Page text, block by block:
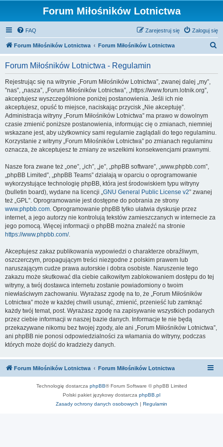
Forum Miłośników Lotnictwa
FAQ Zaloguj się
Zarejestruj się
Forum Miłośników Lotnictwa Forum Miłośników Lotnictwa
Forum Miłośników Lotnictwa - Regulamin
Rejestrując się na witrynie „Forum Miłośników Lotnictwa”, zwanej dalej „my”,
”nas”, „nasza”, „Forum Miłośników Lotnictwa”, „https://www.forum.lotnik.org”,
akceptujesz wyszczególnione poniżej postanowienia. Jeśli ich nie
akceptujesz, opuść to miejsce, naciskając przycisk „Nie akceptuję”.
Administracja witryny „Forum Miłośników Lotnictwa” ma prawo w dowolnym
czasie zmienić poniższe postanowienia, informując cię o zmianach, niemniej
wskazane jest, aby użytkownicy sami regularnie zaglądali do tego regulaminu.
Korzystanie z witryny „Forum Miłośników Lotnictwa” po zmianach regulaminu
oznacza, że akceptujesz te zmiany ze wszelkimi konsekwencjami prawnymi.
Nasze fora zwane też „one”, „ich”, „je”, „phpBB software”, „www.phpbb.com”,
„phpBB Limited”, „phpBB Teams” działają w oparciu o oprogramowanie
wykorzystujące technologię phpBB, która jest środowiskiem typu witryny
(bulletin board), wydane na licencji „GNU General Public License v2” zwanej
też „GPL”. Oprogramowanie jest dostępne do pobrania ze strony
www.phpbb.com. Oprogramowanie phpBB tylko ułatwia dyskusje przez
internet, a jego autorzy nie kontrolują tekstów zamieszczanych w internecie za
jego pomocą. Więcej informacji o phpBB można znaleźć na stronie
https://www.phpbb.com/.
Akceptujesz zakaz publikowania wypowiedzi o charakterze obraźliwym,
oszczerczym, propagującym treści niezgodne z polskim prawem lub
naruszającym cudze prawa autorskie i dobra osobiste. Naruszenie tego
zakazu może skutkować dla ciebie całkowitym zablokowaniem dostępu do tej
witryny, a twój dostawca internetu zostanie powiadomiony o twoim
niewłaściwym zachowaniu. Wyrażasz zgodę na to, że „Forum Miłośników
Lotnictwa” może w każdej chwili usunąć, zmienić, przenieść lub zamknąć
każdy twój temat, post. Wyrażasz zgodę na zapisywanie wszystkich podanych
przez ciebie informacji w naszej bazie danych. Informacje te nie będą
przekazywane nikomu bez twojej zgody, ale ani „Forum Miłośników Lotnictwa”,
ani phpBB nie ponosi odpowiedzialności za włamania do witryny, podczas
których może dojść do kradzieży danych.
Forum Miłośników Lotnictwa Forum Miłośników Lotnictwa
Technologię dostarcza phpBB® Forum Software © phpBB Limited
Polski pakiet językowy dostarcza phpBB.pl
Zasady ochrony danych osobowych | Regulamin